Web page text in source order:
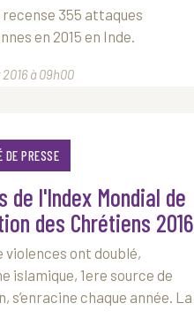
355 attaques
en 2015 en Inde.
à 09h00
DE PRESSE
de l'Index Mondial de
des Chrétiens 2016
violences ont doublé,
islamique, 1ere source de
s’enracine chaque année. La